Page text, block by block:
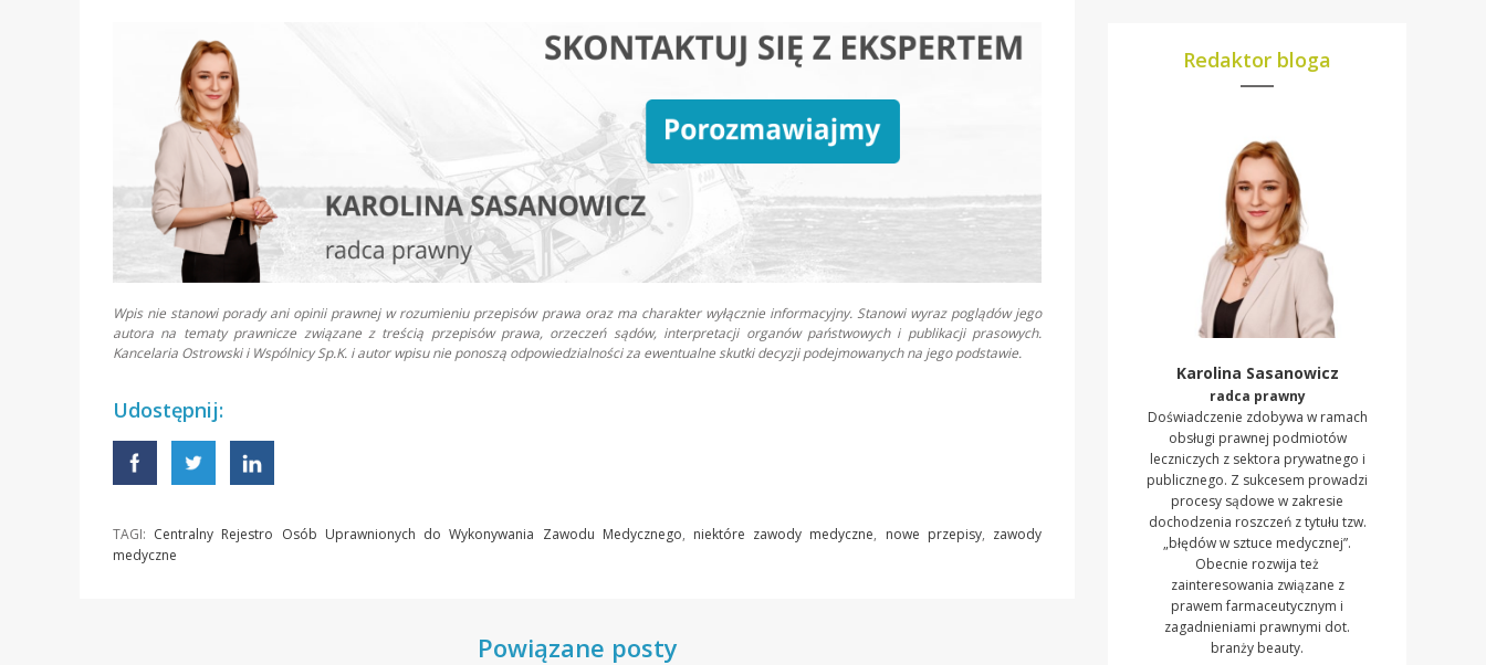
Wpis nie stanowi porady ani opinii prawnej w rozumieniu przepisów prawa oraz ma charakter wyłącznie informacyjny. Stanowi wyraz poglądów jego
autora na tematy prawnicze związane z treścią przepisów prawa, orzeczeń sądów, interpretacji organów państwowych i publikacji prasowych.
Kancelaria Ostrowski i Wspólnicy Sp.K. i autor wpisu nie ponoszą odpowiedzialności za ewentualne skutki decyzji podejmowanych na jego podstawie.
Udostępnij:
TAGI: Centralny Rejestro Osób Uprawnionych do Wykonywania Zawodu Medycznego, niektóre zawody medyczne, nowe przepisy, zawody
medyczne
Powiązane posty
Redaktor bloga
Karolina Sasanowicz
radca prawny
Doświadczenie zdobywa w ramach
obsługi prawnej podmiotów
leczniczych z sektora prywatnego i
publicznego. Z sukcesem prowadzi
procesy sądowe w zakresie
dochodzenia roszczeń z tytułu tzw.
„błędów w sztuce medycznej”.
Obecnie rozwija też
zainteresowania związane z
prawem farmaceutycznym i
zagadnieniami prawnymi dot.
branży beauty.